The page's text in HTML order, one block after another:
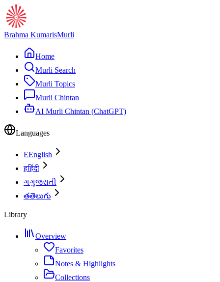
Brahma KumarisMurli
Home
Murli Search
Murli Topics
Murli Chintan
AI Murli Chintan (ChatGPT)
Languages
EEnglish
हहिंदी
ગગુજરાતી
తతెలుగు
Library
Overview
Favorites
Notes & Highlights
Collections